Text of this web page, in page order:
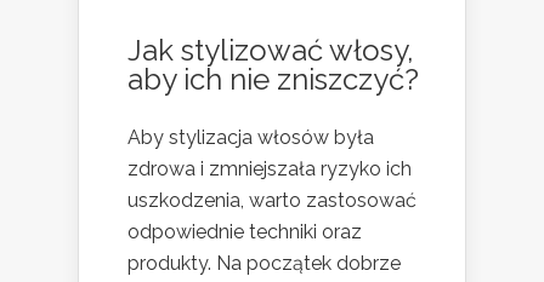
Jak stylizować włosy,
aby ich nie zniszczyć?
Aby stylizacja włosów była
zdrowa i zmniejszała ryzyko ich
uszkodzenia, warto zastosować
odpowiednie techniki oraz
produkty. Na początek dobrze